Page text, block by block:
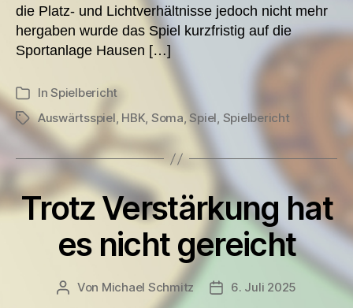
die Platz- und Lichtverhältnisse jedoch nicht mehr
hergaben wurde das Spiel kurzfristig auf die
Sportanlage Hausen […]
Kategorien
InSpielbericht
Schlagwörter
Auswärtsspiel, HBK, Soma,Spiel, Spielbericht
Trotz Verstärkung hat
es nicht gereicht
Beitragsautor
Von Michael Schmitz Veröffentlichungsdatum
6. Juli 2025